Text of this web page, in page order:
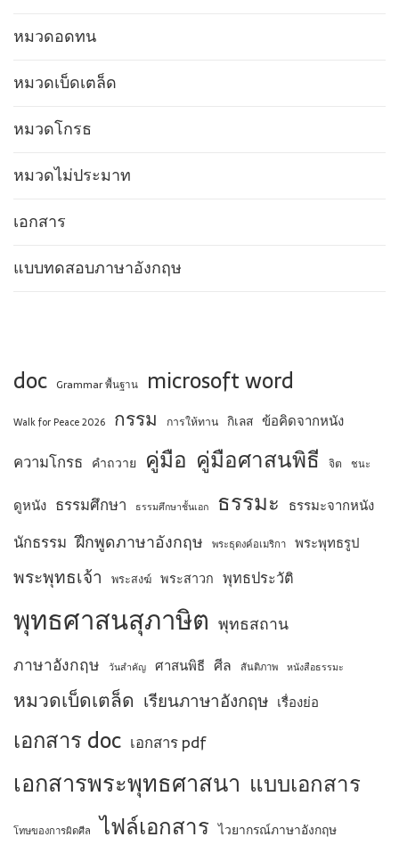
หมวดอดทน
หมวดเบ็ดเตล็ด
หมวดโกรธ
หมวดไม่ประมาท
เอกสาร
แบบทดสอบภาษาอังกฤษ
doc Grammar พื้นฐาน microsoft word
Walk for Peace 2026 กรรม การให้ทาน กิเลส ข้อคิดจากหนัง
ความโกรธ คำถวาย คู่มือ คู่มือศาสนพิธี จิต ชนะ
ดูหนัง ธรรมศึกษา ธรรมศึกษาชั้นเอก ธรรมะ ธรรมะจากหนัง
นักธรรม ฝึกพูดภาษาอังกฤษ พระธุดงค์อเมริกา พระพุทธรูป
พระพุทธเจ้า พระสงฆ์ พระสาวก พุทธประวัติ
พุทธศาสนสุภาษิต พุทธสถาน
ภาษาอังกฤษ วันสำคัญ ศาสนพิธี ศีล สันติภาพ หนังสือธรรมะ
หมวดเบ็ดเตล็ด เรียนภาษาอังกฤษ เรื่องย่อ
เอกสาร doc เอกสาร pdf
เอกสารพระพุทธศาสนา แบบเอกสาร
โทษของการผิดศีล ไฟล์เอกสาร ไวยากรณ์ภาษาอังกฤษ